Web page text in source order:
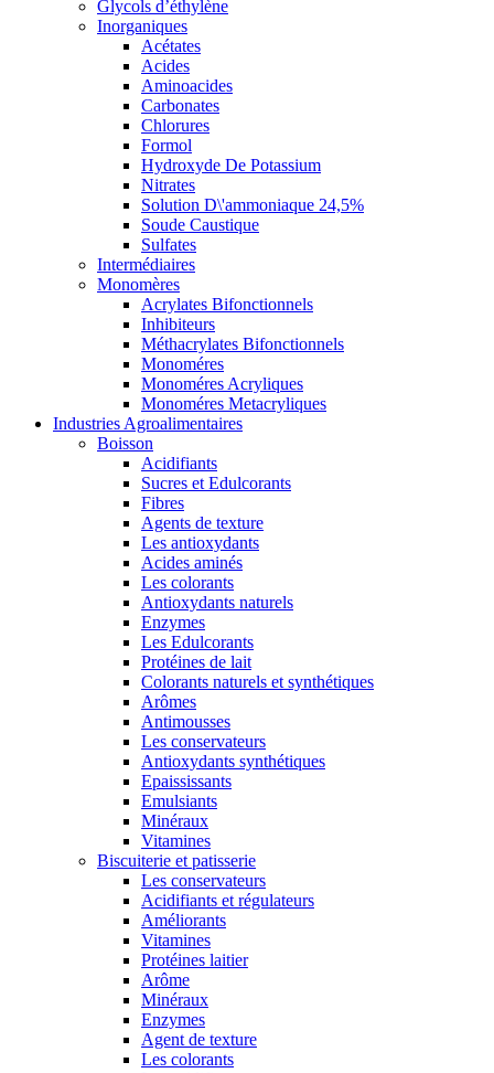
Glycols d’éthylène
Inorganiques
Acétates
Acides
Aminoacides
Carbonates
Chlorures
Formol
Hydroxyde De Potassium
Nitrates
Solution D\'ammoniaque 24,5%
Soude Caustique
Sulfates
Intermédiaires
Monomères
Acrylates Bifonctionnels
Inhibiteurs
Méthacrylates Bifonctionnels
Monoméres
Monoméres Acryliques
Monoméres Metacryliques
Industries Agroalimentaires
Boisson
Acidifiants
Sucres et Edulcorants
Fibres
Agents de texture
Les antioxydants
Acides aminés
Les colorants
Antioxydants naturels
Enzymes
Les Edulcorants
Protéines de lait
Colorants naturels et synthétiques
Arômes
Antimousses
Les conservateurs
Antioxydants synthétiques
Epaississants
Emulsiants
Minéraux
Vitamines
Biscuiterie et patisserie
Les conservateurs
Acidifiants et régulateurs
Améliorants
Vitamines
Protéines laitier
Arôme
Minéraux
Enzymes
Agent de texture
Les colorants